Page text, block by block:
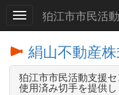
狛江市市民活
絹山不動産
狛江市市民活動支援
使用済み切手を提供